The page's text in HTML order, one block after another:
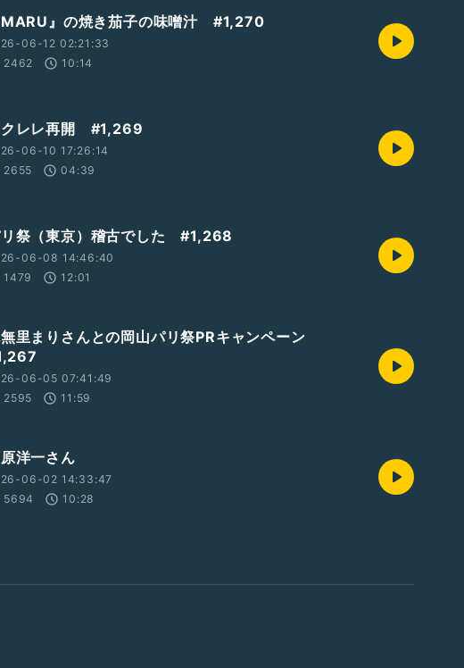
MARU』の焼き茄子の味噌汁 #1,270
06-12 02:21:33
2462
10:14
クレレ再開 #1,269
06-10 17:26:14
2655
04:39
祭（東京）稽古でした #1,268
06-08 14:46:40
1479
12:01
里まりさんとの岡山パリ祭PRキャンペーン
06-05 07:41:49
2595
11:59
洋一さん
06-02 14:33:47
5694
10:28